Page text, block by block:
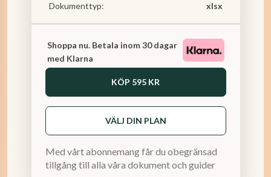
Dokumenttyp: xlsx
Shoppa nu. Betala inom 30 dagar
med Klarna
KÖP 595 KR
VÄLJ DIN PLAN
Med vårt abonnemang får du obegränsad
tillgång till alla våra dokument och guider